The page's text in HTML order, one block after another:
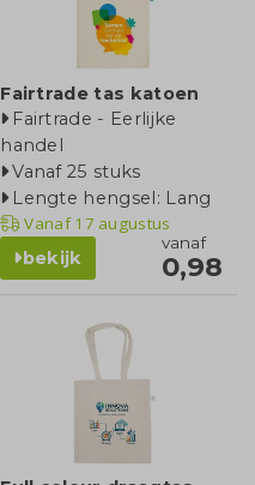
Fairtrade tas katoen
Fairtrade - Eerlijke
handel
Vanaf 25 stuks
Lengte hengsel: Lang
Vanaf17 augustus
bekijk
vanaf
0,98